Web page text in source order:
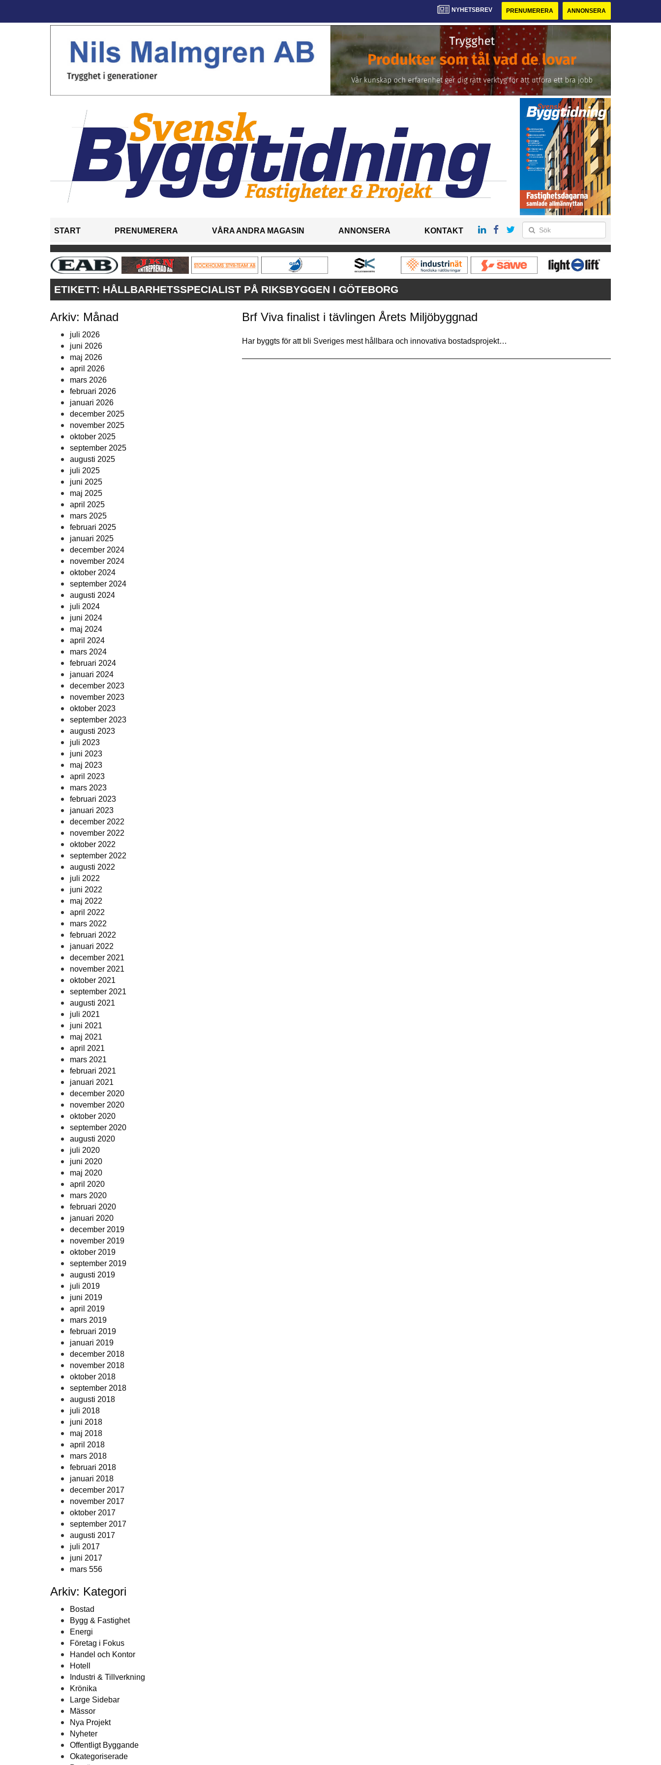
NYHETSBREV PRENUMERERA ANNONSERA
START PRENUMERERA VÅRA ANDRA MAGASIN ANNONSERA KONTAKT
ETIKETT: HÅLLBARHETSSPECIALIST PÅ RIKSBYGGEN I GÖTEBORG
Arkiv: Månad
juli 2026
juni 2026
maj 2026
april 2026
mars 2026
februari 2026
januari 2026
december 2025
november 2025
oktober 2025
september 2025
augusti 2025
juli 2025
juni 2025
maj 2025
april 2025
mars 2025
februari 2025
januari 2025
december 2024
november 2024
oktober 2024
september 2024
augusti 2024
juli 2024
juni 2024
maj 2024
april 2024
mars 2024
februari 2024
januari 2024
december 2023
november 2023
oktober 2023
september 2023
augusti 2023
juli 2023
juni 2023
maj 2023
april 2023
mars 2023
februari 2023
januari 2023
december 2022
november 2022
oktober 2022
september 2022
augusti 2022
juli 2022
juni 2022
maj 2022
april 2022
mars 2022
februari 2022
januari 2022
december 2021
november 2021
oktober 2021
september 2021
augusti 2021
juli 2021
juni 2021
maj 2021
april 2021
mars 2021
februari 2021
januari 2021
december 2020
november 2020
oktober 2020
september 2020
augusti 2020
juli 2020
juni 2020
maj 2020
april 2020
mars 2020
februari 2020
januari 2020
december 2019
november 2019
oktober 2019
september 2019
augusti 2019
juli 2019
juni 2019
april 2019
mars 2019
februari 2019
januari 2019
december 2018
november 2018
oktober 2018
september 2018
augusti 2018
juli 2018
juni 2018
maj 2018
april 2018
mars 2018
februari 2018
januari 2018
december 2017
november 2017
oktober 2017
september 2017
augusti 2017
juli 2017
juni 2017
mars 556
Arkiv: Kategori
Bostad
Bygg & Fastighet
Energi
Företag i Fokus
Handel och Kontor
Hotell
Industri & Tillverkning
Krönika
Large Sidebar
Mässor
Nya Projekt
Nyheter
Offentligt Byggande
Okategoriserade
Brf Viva finalist i tävlingen Årets Miljöbyggnad
Har byggts för att bli Sveriges mest hållbara och innovativa bostadsprojekt…